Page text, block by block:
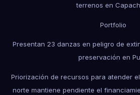
terrenos en
Portfolio
Presentan 23 danzas en peligro de
preservación en
Priorización de recursos para atender
norte mantiene pendiente el